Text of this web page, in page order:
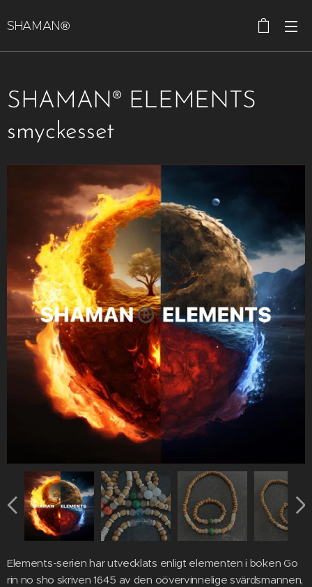
SHAMAN®
SHAMAN® ELEMENTS
smyckesset
Elements-serien har utvecklats enligt elementen i boken Go
rin no sho skriven 1645 av den oövervinnelige svärdsmannen,